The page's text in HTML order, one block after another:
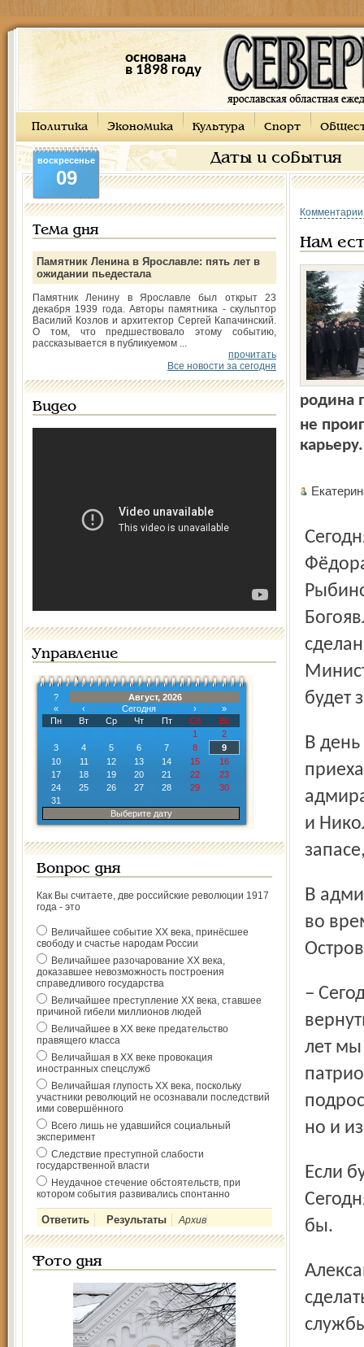
основана
в 1898 году
Политика Экономика Культура Спорт
Даты и события
воскресенье
09
Тема дня
Памятник Ленина в Ярославле: пять лет в
ожидании пьедестала
Памятник Ленину в Ярославле был открыт 23
декабря 1939 года. Авторы памятника - скульптор
Василий Козлов и архитектор Сергей Капачинский.
О том, что предшествовало этому событию,
рассказывается в публикуемом ...
прочитать
Все новости за сегодня
Видео
Управление
?
Август, 2026
«
‹ Сегодня ›
»
Пн
Вт Ср Чт Пт Сб
Вс
1
2
3
4 5 6 7 8
9
10
11 12 13 14 15
16
17
18 19 20 21 22
23
24
25 26 27 28 29
30
31
Выберите дату
Вопрос дня
Как Вы считаете, две российские революции 1917
года - это
Величайшее событие ХХ века, принёсшее
свободу и счастье народам России
Величайшее разочарование ХХ века,
доказавшее невозможность построения
справедливого государства
Величайшее преступление ХХ века, ставшее
причиной гибели миллионов людей
Величайшее в ХХ веке предательство
правящего класса
Величайшая в ХХ веке провокация
иностранных спецслужб
Величайшая глупость ХХ века, поскольку
участники революций не осознавали последствий
ими совершённого
Всего лишь не удавшийся социальный
эксперимент
Следствие преступной слабости
государственной власти
Неудачное стечение обстоятельств, при
котором события развивались спонтанно
Архив
Фото дня
Нам
родина
не
карьеру.
Сегодня началось постепенное возрождение земли
будет
В день памяти преподобного Фёдора Ушакова в Рыбинск
и
В администрации Рыбинска прошла пресс-конференция,
во
– Сегодня главное – не только возродить стены, но и
лет
но и
Если будет восстановлен храм в Хопылёве, нужен приход.
бы.
Александр Александрович отметил, что неплохо бы